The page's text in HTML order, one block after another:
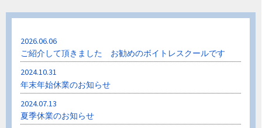
2026.06.06
ご紹介して頂きました お勧めのボイトレスクールです
2024.10.31
年末年始休業のお知らせ
2024.07.13
夏季休業のお知らせ